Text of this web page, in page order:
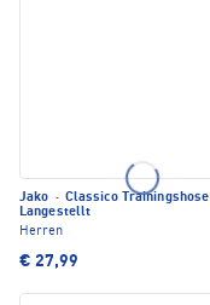
Jako · Classico Trainingshose
Langestellt
Herren
€ 27,99